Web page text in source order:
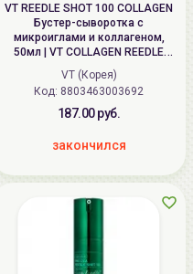
VT REEDLE SHOT 100 COLLAGEN
Бустер-сыворотка с
микроиглами и коллагеном,
50мл | VT COLLAGEN REEDLE
SHOT 100
VT (Корея)
Код: 8803463003692
187.00 руб.
закончился